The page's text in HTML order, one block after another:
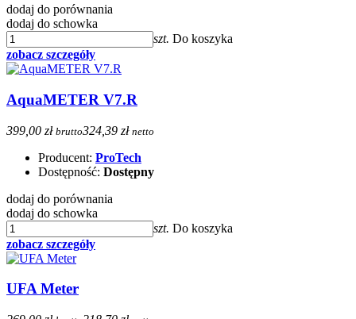
dodaj do porównania
dodaj do schowka
szt. Do koszyka
zobacz szczegóły
AquaMETER V7.R
399,00 zł brutto324,39 zł netto
Producent: ProTech
Dostępność: Dostępny
dodaj do porównania
dodaj do schowka
szt. Do koszyka
zobacz szczegóły
UFA Meter